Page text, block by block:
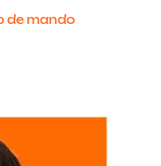
de mando